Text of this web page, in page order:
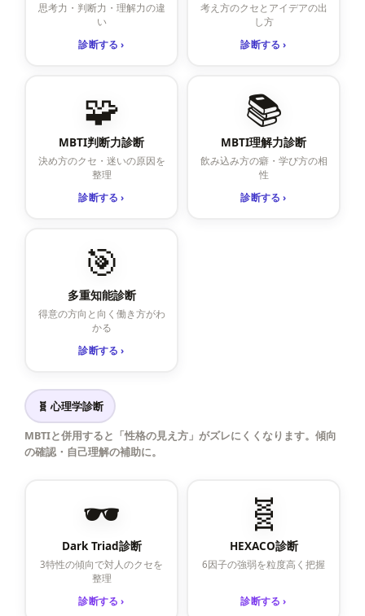
思考力・判断力・理解力の違
い
診断する ›
考え方のクセとアイデアの出
し方
診断する ›
🧩
MBTI判断力診断
決め方のクセ・迷いの原因を
整理
診断する ›
📚
MBTI理解力診断
飲み込み方の癖・学び方の相
性
診断する ›
🎯
多重知能診断
得意の方向と向く働き方がわ
かる
診断する ›
🧬 心理学診断
MBTIと併用すると「性格の見え方」がズレにくくなります。傾向
の確認・自己理解の補助に。
🕶️
Dark Triad診断
3特性の傾向で対人のクセを
整理
診断する ›
🧬
HEXACO診断
6因子の強弱を粒度高く把握
診断する ›